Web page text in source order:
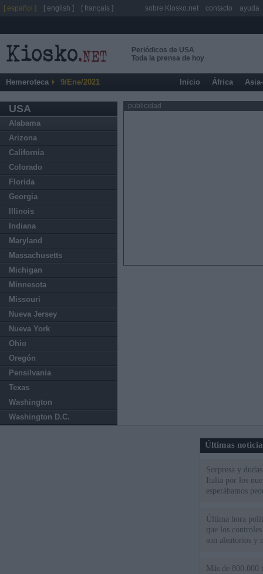
Periódicos de USA
Toda la prensa de hoy
Hemeroteca 9/Ene/2021 Inicio África
USA
Alabama
Arizona
California
Colorado
Florida
Georgia
Illinois
Indiana
Maryland
Massachusetts
Michigan
Minnesota
Missouri
Nueva Jersey
Nueva York
Ohio
Oregón
Pensilvania
Texas
Washington
Washington D.C.
publicidad
Últimas
Sorpresa y
Italia por los
esperábamos
Última hora
que los
son aleatorios y
Más de 800.000
[ español ] [ english ] [ français ] sobre Kiosko.net contacto ayuda